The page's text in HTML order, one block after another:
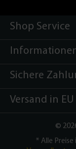
Shop Service
Sichere
Versand in EU
©
* Alle